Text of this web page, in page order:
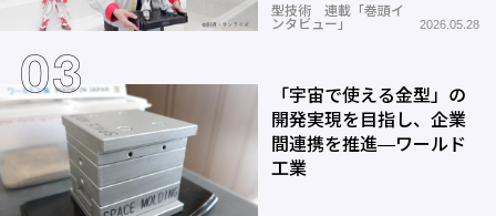
型技術 連載「巻頭イ
ンタビュー」
2026.05.28
「宇宙で使える金型」の
開発実現を目指し、企業
間連携を推進―ワールド
工業